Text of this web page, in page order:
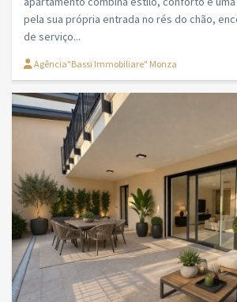
pela sua própria entrada no rés do chão,
de serviço...
Agência"Bassi Immobiliare" Monza